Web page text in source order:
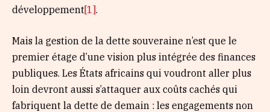
développement[1].
Mais la gestion de la dette souveraine n’est que le
premier étage d’une vision plus intégrée des finances
publiques. Les États africains qui voudront aller plus
loin devront aussi s’attaquer aux coûts cachés qui
fabriquent la dette de demain : les engagements non